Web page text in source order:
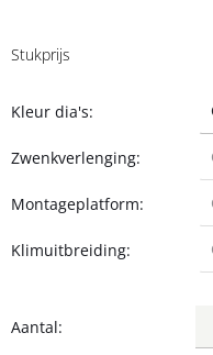
Stukprijs
Kleur dia's:
Zwenkverlenging:
Montageplatform:
Klimuitbreiding:
Aantal: